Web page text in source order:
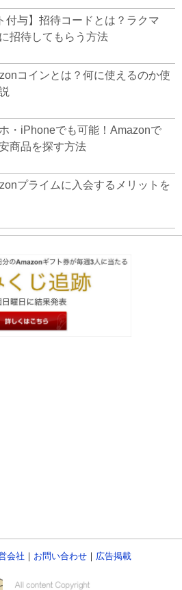
付与】招待コードとは？ラクマ
招待してもらう方法
コインとは？何に使えるのか使
・iPhoneでも可能！Amazonで
商品を探す方法
プライムに入会するメリットを
会社 ｜ お問い合わせ｜ 広告掲載